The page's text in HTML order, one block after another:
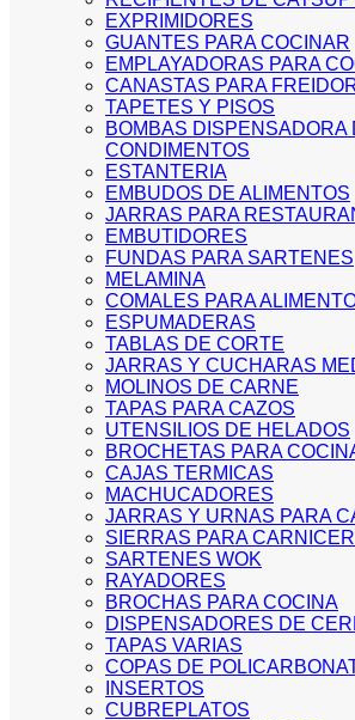
EXPRIMIDORES
GUANTES PARA COCINAR
EMPLAYADORAS PARA
CANASTAS PARA
TAPETES Y PISOS
BOMBAS DISPENSADORA
CONDIMENTOS
ESTANTERIA
EMBUDOS DE ALIMENTOS
JARRAS PARA
EMBUTIDORES
FUNDAS PARA SARTENES
MELAMINA
COMALES PARA
ESPUMADERAS
TABLAS DE CORTE
JARRAS Y CUCHARAS
MOLINOS DE CARNE
TAPAS PARA CAZOS
UTENSILIOS DE HELADOS
BROCHETAS PARA
CAJAS TERMICAS
MACHUCADORES
JARRAS Y URNAS PARA
SIERRAS PARA
SARTENES WOK
RAYADORES
BROCHAS PARA COCINA
DISPENSADORES DE
TAPAS VARIAS
COPAS DE
INSERTOS
CUBREPLATOS